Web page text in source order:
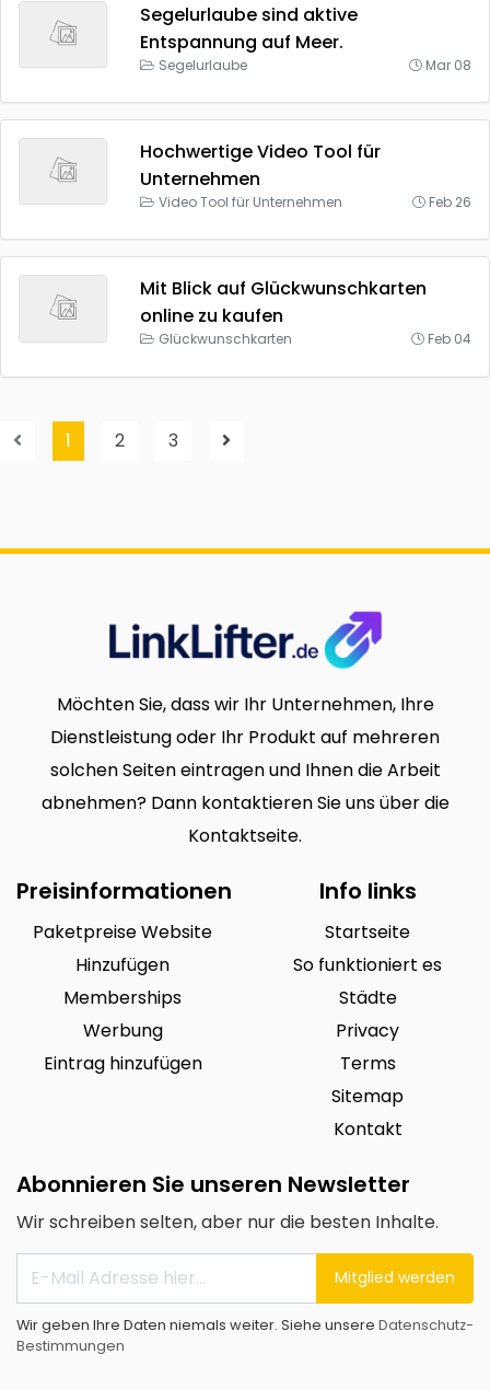
Segelurlaube sind aktive
Entspannung auf Meer.
Segelurlaube Mar 08
Hochwertige Video Tool für
Unternehmen
Video Tool für Unternehmen Feb 26
Mit Blick auf Glückwunschkarten
online zu kaufen
Glückwunschkarten Feb 04
1 2 3
Möchten Sie, dass wir Ihr Unternehmen, Ihre
Dienstleistung oder Ihr Produkt auf mehreren
solchen Seiten eintragen und Ihnen die Arbeit
abnehmen? Dann kontaktieren Sie uns über die
Kontaktseite.
Preisinformationen
Paketpreise Website
Hinzufügen
Memberships
Werbung
Eintrag hinzufügen
Info links
Startseite
So funktioniert es
Städte
Privacy
Terms
Sitemap
Kontakt
Abonnieren Sie unseren Newsletter
Wir schreiben selten, aber nur die besten Inhalte.
Mitglied werden
Wir geben Ihre Daten niemals weiter. Siehe unsere Datenschutz-
Bestimmungen